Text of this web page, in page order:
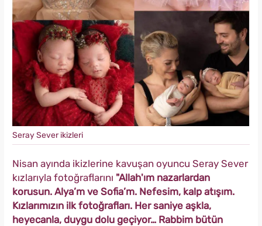
Seray Sever ikizleri
Nisan ayında ikizlerine kavuşan oyuncu Seray Sever
kızlarıyla fotoğraflarını "Allah'ım nazarlardan
korusun. Alya’m ve Sofia’m. Nefesim, kalp atışım.
Kızlarımızın ilk fotoğrafları. Her saniye aşkla,
heyecanla, duygu dolu geçiyor… Rabbim bütün